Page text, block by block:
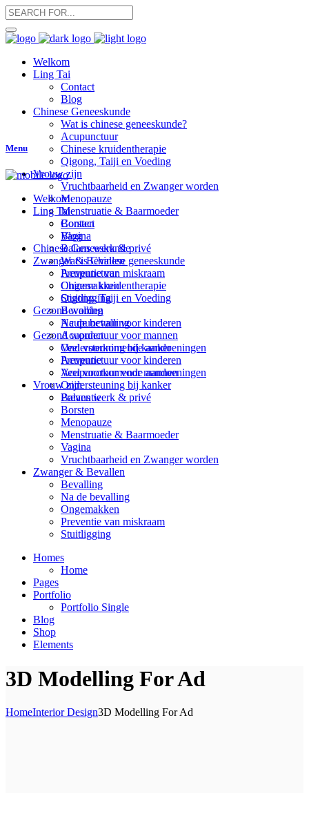
Welkom
Ling Tai
Contact
Blog
Chinese Geneeskunde
Wat is chinese geneeskunde?
Acupunctuur
Chinese kruidentherapie
Qigong, Taiji en Voeding
Vrouw zijn
Vruchtbaarheid en Zwanger worden
Menopauze
Menstruatie & Baarmoeder
Borsten
Vagina
Balans werk & privé
Zwanger & Bevallen
Preventie van miskraam
Ongemakken
Stuitligging
Bevalling
Na de bevalling
Gezond worden
Veel voorkomende aandoeningen
Acupunctuur voor kinderen
Acupunctuur voor mannen
Ondersteuning bij kanker
Preventie
Menu
Welkom
Ling Tai
Contact
Blog
Chinese Geneeskunde
Wat is Chinese geneeskunde
Acupunctuur
Chinese kruidentherapie
Qigong, Taiji en Voeding
Gezond worden
Acupunctuur voor kinderen
Acupunctuur voor mannen
Ondersteuning bij kanker
Preventie
Veel voorkomende aandoeningen
Vrouw zijn
Balans werk & privé
Borsten
Menopauze
Menstruatie & Baarmoeder
Vagina
Vruchtbaarheid en Zwanger worden
Zwanger & Bevallen
Bevalling
Na de bevalling
Ongemakken
Preventie van miskraam
Stuitligging
Homes
Home
Pages
Portfolio
Portfolio Single
Blog
Shop
Elements
3D Modelling For Ad
HomeInterior Design3D Modelling For Ad